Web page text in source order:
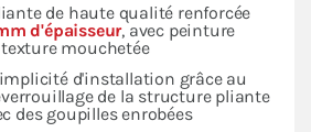
de haute qualité renforcée
d'épaisseur, avec peinture
mouchetée
d'installation grâce au
de la structure pliante
des goupilles enrobées